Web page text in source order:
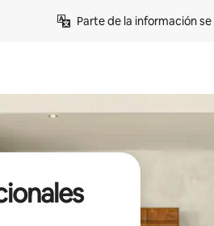
Parte de la información